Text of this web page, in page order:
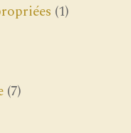
(1)
(7)